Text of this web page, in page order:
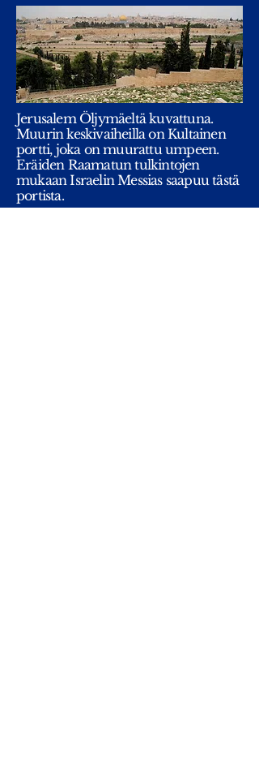
Jerusalem Öljymäeltä kuvattuna.
Muurin keskivaiheilla on Kultainen
portti, joka on muurattu umpeen.
Eräiden Raamatun tulkintojen
mukaan Israelin Messias saapuu tästä
portista.